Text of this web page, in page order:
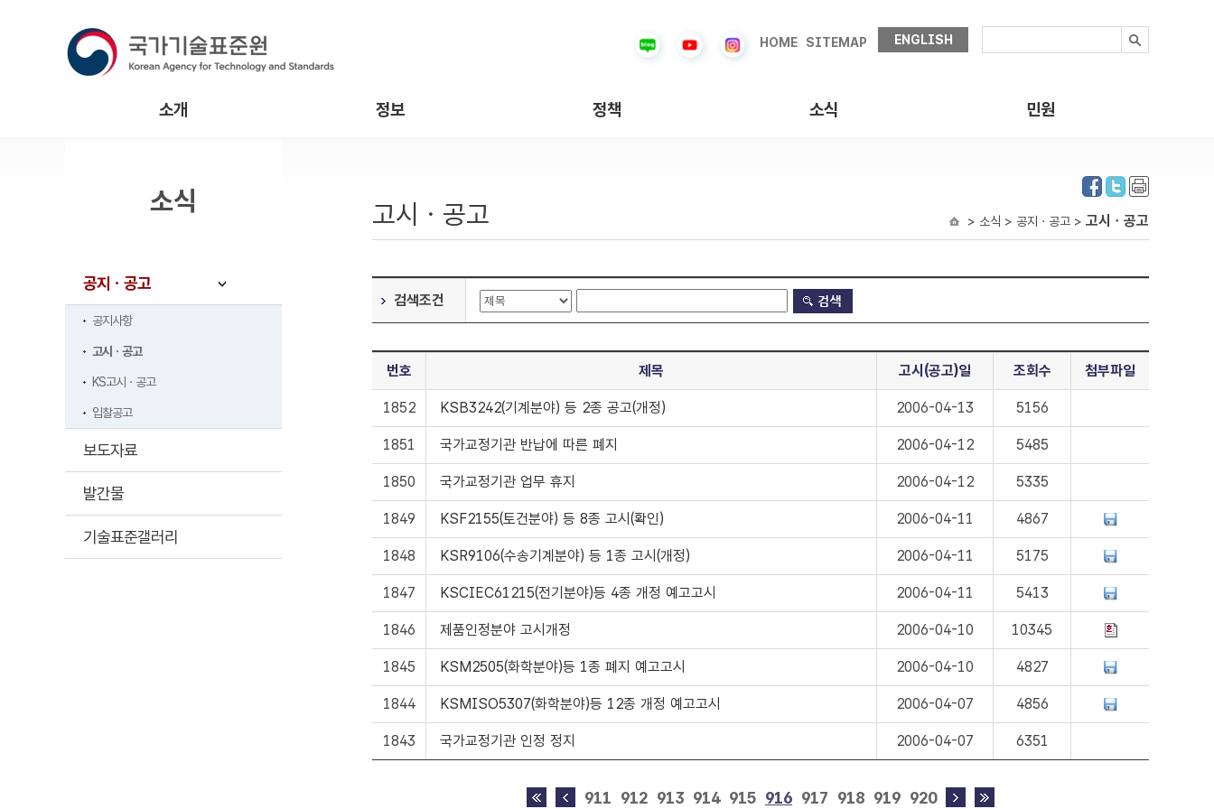
HOME SITEMAP ENGLISH
소개 정보 정책 소식 민원
고시ㆍ공고 > 소식 > 공지ㆍ공고 > 고시ㆍ공고
검색조건
번호 제목 고시(공고)일 조회수 첨부파일
1852 KSB3242(기계분야) 등 2종 공고(개정) 2006-04-13 5156
1851 국가교정기관 반납에 따른 폐지 2006-04-12 5485
1850 국가교정기관 업무 휴지 2006-04-12 5335
1849 KSF2155(토건분야) 등 8종 고시(확인) 2006-04-11 4867
1848 KSR9106(수송기계분야) 등 1종 고시(개정) 2006-04-11 5175
1847 KSCIEC61215(전기분야)등 4종 개정 예고고시 2006-04-11 5413
1846 제품인정분야 고시개정 2006-04-10 10345
1845 KSM2505(화학분야)등 1종 폐지 예고고시 2006-04-10 4827
1844 KSMISO5307(화학분야)등 12종 개정 예고고시 2006-04-07 4856
1843 국가교정기관 인정 정지 2006-04-07 6351
911 912 913 914 915 916 917 918 919 920
소식
공지ㆍ공고
공지사항
고시ㆍ공고
KS고시ㆍ공고
입찰공고
보도자료
발간물
기술표준갤러리